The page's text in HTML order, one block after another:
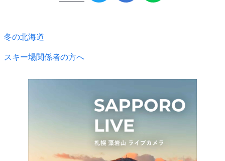
冬の北海道
スキー場関係者の方へ